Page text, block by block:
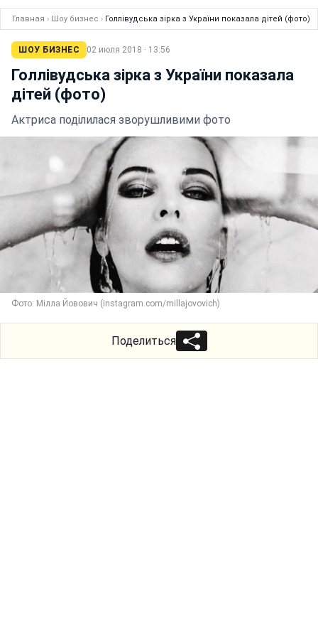
Главная › Шоу бизнес › Голлівудська зірка з України показала дітей (фото)
ШОУ БИЗНЕС 02 июля 2018 · 13:56
Голлівудська зірка з України показала
дітей (фото)
Актриса поділилася зворушливими фото
Фото: Мілла Йовович (instagram.com/millajovovich)
Поделиться